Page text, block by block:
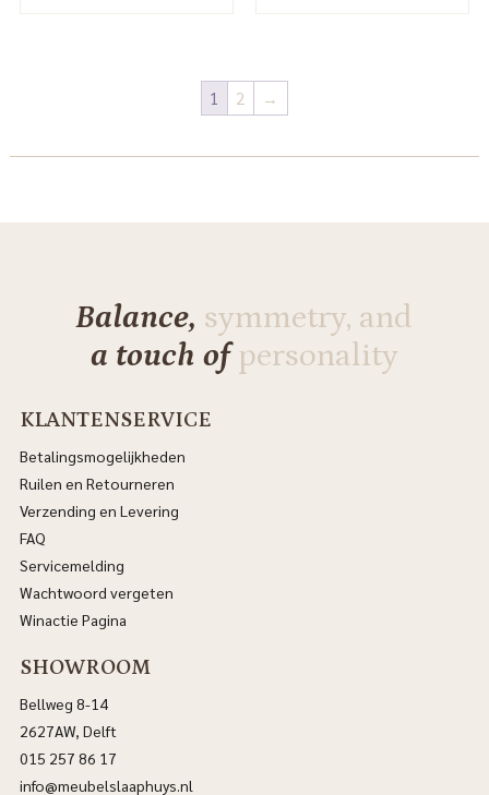
1 2 →
Balance, symmetry, and
a touch ofpersonality
KLANTENSERVICE
Betalingsmogelijkheden
Ruilen en Retourneren
Verzending en Levering
FAQ
Servicemelding
Wachtwoord vergeten
Winactie Pagina
SHOWROOM
Bellweg 8-14
2627AW, Delft
015 257 86 17
info@meubelslaaphuys.nl